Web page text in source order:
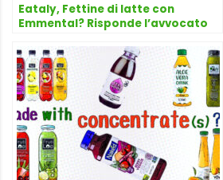
Eataly, Fettine di latte con
Emmental? Risponde l’avvocato